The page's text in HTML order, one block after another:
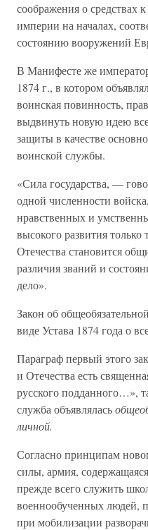
соображения о средствах
империи на началах,
состоянию вооружений
В Манифесте же
1874 г., в котором
воинская повинность,
выдвинуть новую идею
защиты в качестве
воинской службы.
«Сила государства, —
одной численности
нравственных и
высокого развития только
Отечества становится
различия званий и
дело».
Закон об
виде Устава 1874 года о
Параграф первый этого
и Отечества есть
русского подданного…»,
служба объявлялась
личной.
Согласно принципам
силы, армия,
прежде всего служить
военнообученных людей,
при мобилизации